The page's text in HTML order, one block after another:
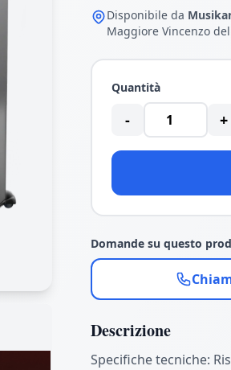
Disponibile da
Maggiore Vincenzo
Quantità
- +
Domande su questo
Descrizione
Specifiche tecniche: